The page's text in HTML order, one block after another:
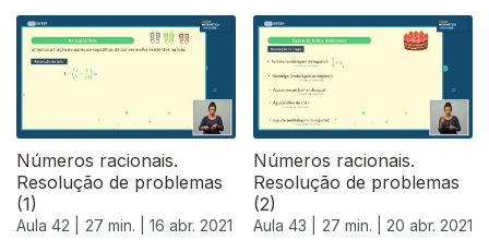
Números racionais.
Resolução de problemas
(1)
Aula 42 | 27 min. | 16 abr. 2021
Números racionais.
Resolução de problemas
(2)
Aula 43 | 27 min. | 20 abr. 2021